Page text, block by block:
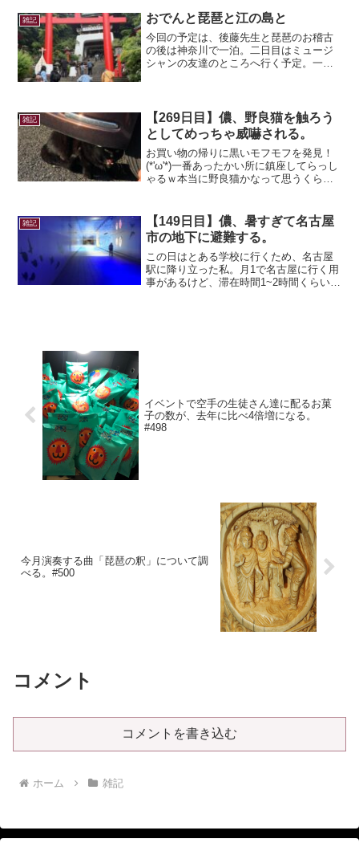
っている人はあまり見かけたことはな
い…ｗ恥ずかしがり屋...
雑記 おでんと琵琶と江の島と
今回の予定は、後藤先生と琵琶のお稽古
の後は神奈川で一泊。二日目はミュージ
シャンの友達のところへ行く予定。一日
一応、演奏前なので控え...
雑記
【269日目】儂、野良猫を触ろう
としてめっちゃ威嚇される。
お買い物の帰りに黒いモフモフを発見！
(*'ω'*)一番あったかい所に鎮座してらっし
ゃるｗ本当に野良猫かなって思うくら
｀●)接近！あわよくばモフモフしたい…
眼光は鋭い...
雑記
【149日目】儂、暑すぎて名古屋
市の地下に避難する。
この日はとある学校に行くため、名古屋
駅に降り立った私。月1で名古屋に行く用
事があるけど、滞在時間1~2時間くらいで
イベントで空手の生徒さん達に配るお菓
子の数が、去年に比べ4倍増になる。
#498
今月演奏する曲「琵琶の釈」について調
べる。#500
コメント
コメントを書き込む
ホーム 雑記